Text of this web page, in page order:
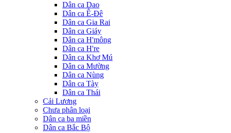
Dân ca Dao
Dân ca Ê-Đê
Dân ca Gia Rai
Dân ca Giáy
Dân ca H'mông
Dân ca H're
Dân ca Khơ Mú
Dân ca Mường
Dân ca Nùng
Dân ca Tày
Dân ca Thái
Cải Lương
Chưa phân loại
Dân ca ba miền
Dân ca Bắc Bộ